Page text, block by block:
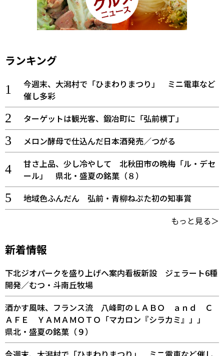
ランキング
今週末、大潟村で「ひまわりまつり」 ミニ電車など
催し多彩
ターゲットは観光客、鍛冶町に「弘前横丁」
メロン酵母で仕込んだ日本酒発売／つがる
甘さ上品、少し冷やして 北秋田市の晩梅「ル・デセ
ール」 県北・盛夏の銘菓（８）
地域色ふんだん 弘前・青柳ねぷた初の知事賞
もっと見る＞
新着情報
下北ジオパークを盛り上げへ案内看板新設 ジェラート6種
開発／むつ・斗南丘牧場
酒かす風味、フランス流 八峰町のＬＡＢＯ ａｎｄ Ｃ
ＡＦＥ ＹＡＭＡＭＯＴＯ「マカロン『シラカミ』」」
県北・盛夏の銘菓（９）